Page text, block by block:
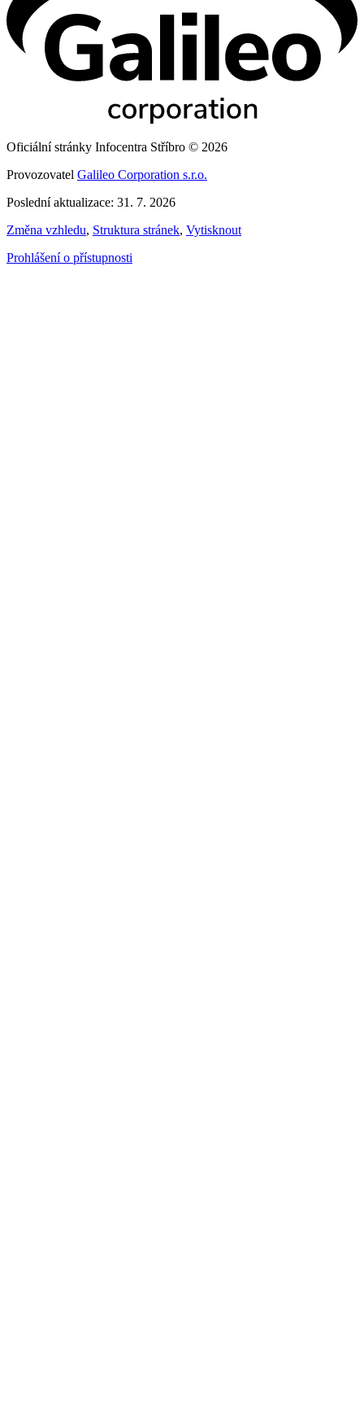
Oficiální stránky Infocentra Stříbro © 2026
Provozovatel Galileo Corporation s.r.o.
Poslední aktualizace: 31. 7. 2026
Změna vzhledu, Struktura stránek, Vytisknout
Prohlášení o přístupnosti